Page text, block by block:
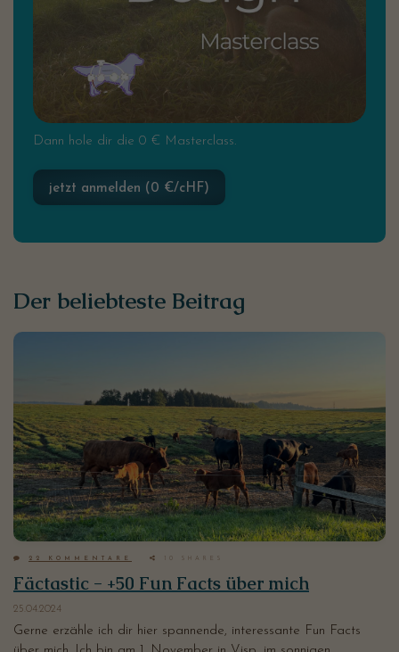
Dann hole dir die 0 € Masterclass.
jetzt anmelden (0 €/cHF)
Der beliebteste Beitrag
22 KOMMENTARE 10 SHARES
Fäctastic - +50 Fun Facts über mich
25.04.2024
Gerne erzähle ich dir hier spannende, interessante Fun Facts